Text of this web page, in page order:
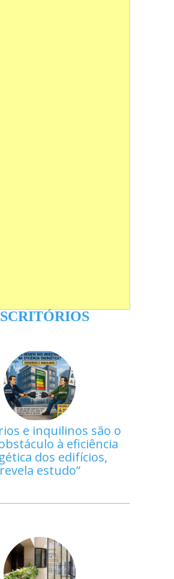
e inquilinos são o
à eficiência
dos edifícios,
revela estudo